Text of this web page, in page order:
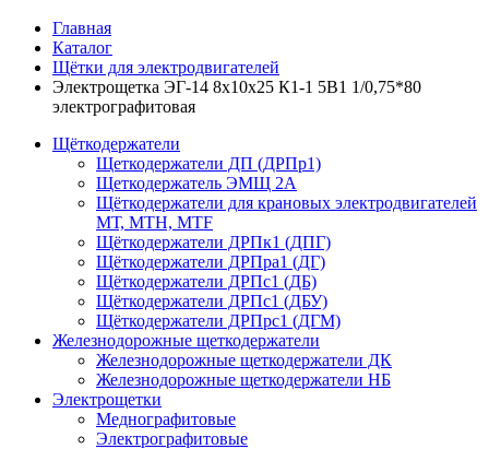
Главная
Каталог
Щётки для электродвигателей
Электрощетка ЭГ-14 8х10х25 К1-1 5В1 1/0,75*80
электрографитовая
Щёткодержатели
Щеткодержатели ДП (ДРПр1)
Щеткодержатель ЭМЩ 2А
Щёткодержатели для крановых электродвигателей
МТ, МТН, МТF
Щёткодержатели ДРПк1 (ДПГ)
Щёткодержатели ДРПра1 (ДГ)
Щёткодержатели ДРПс1 (ДБ)
Щёткодержатели ДРПс1 (ДБУ)
Щёткодержатели ДРПрс1 (ДГМ)
Железнодорожные щеткодержатели
Железнодорожные щеткодержатели ДК
Железнодорожные щеткодержатели НБ
Электрощетки
Меднографитовые
Электрографитовые